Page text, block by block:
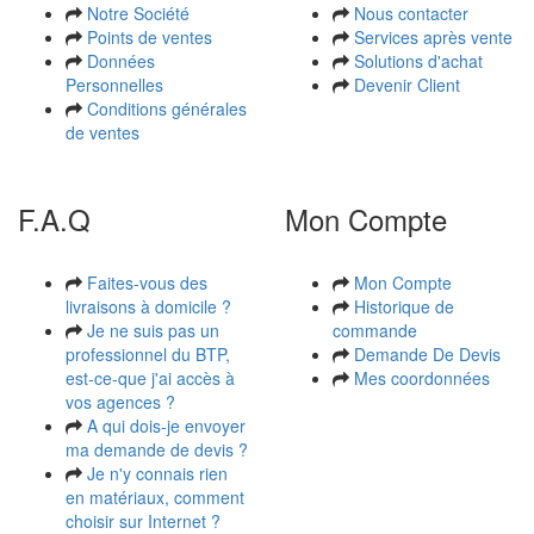
Notre Société
Points de ventes
Données
Personnelles
Conditions générales
de ventes
Nous contacter
Services après vente
Solutions d'achat
Devenir Client
F.A.Q
Faites-vous des
livraisons à domicile ?
Je ne suis pas un
professionnel du BTP,
est-ce-que j'ai accès à
vos agences ?
A qui dois-je envoyer
ma demande de devis ?
Je n'y connais rien
en matériaux, comment
choisir sur Internet ?
Mon Compte
Mon Compte
Historique de
commande
Demande De Devis
Mes coordonnées